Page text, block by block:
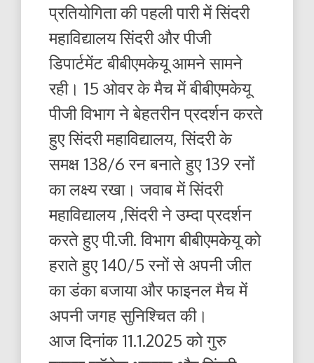
प्रतियोगिता की पहली पारी में सिंदरी
महाविद्यालय सिंदरी और पीजी
डिपार्टमेंट बीबीएमकेयू आमने सामने
रही। 15 ओवर के मैच में बीबीएमकेयू
पीजी विभाग ने बेहतरीन प्रदर्शन करते
हुए सिंदरी महाविद्यालय, सिंदरी के
समक्ष 138/6 रन बनाते हुए 139 रनों
का लक्ष्य रखा। जवाब में सिंदरी
महाविद्यालय ,सिंदरी ने उम्दा प्रदर्शन
करते हुए पी.जी. विभाग बीबीएमकेयू को
हराते हुए 140/5 रनों से अपनी जीत
का डंका बजाया और फाइनल मैच में
अपनी जगह सुनिश्चित की।
आज दिनांक 11.1.2025 को गुरु